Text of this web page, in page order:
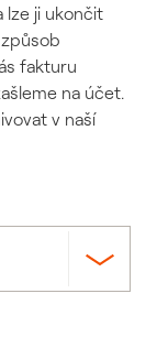
lze ji ukončit
fakturu
na účet.
v naší